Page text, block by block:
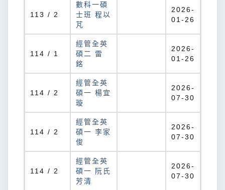
113 / 2
數科一碩
士班 程以
芃
2026-
01-26
114 / 1
經管全英
碩二 雷
銘
2026-
01-26
114 / 2
經管全英
碩一 楊宜
璇
2026-
07-30
114 / 2
經管全英
碩一 李家
俊
2026-
07-30
114 / 2
經管全英
碩一 阮氏
芳清
2026-
07-30